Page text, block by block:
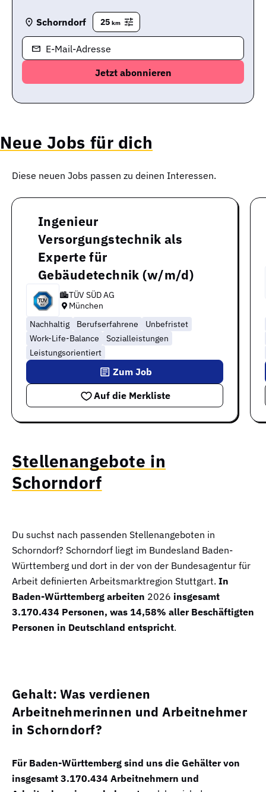
Schorndorf 25 km
E-Mail-Adresse
Neue Jobs für dich
Diese neuen Jobs passen zu deinen Interessen.
Ingenieur
Versorgungstechnik als
Experte für
Gebäudetechnik (w/m/d)
TÜV SÜD AG
München
Nachhaltig
Berufserfahrene
Unbefristet
Work-Life-Balance
Sozialleistungen
Leistungsorientiert
Auf die Merkliste
Zum Job
Stellenangebote in
Schorndorf
Du suchst nach passenden Stellenangeboten in
Schorndorf? Schorndorf liegt im Bundesland Baden-
Württemberg und dort in der von der Bundesagentur für
Arbeit definierten Arbeitsmarktregion Stuttgart. In
Baden-Württemberg arbeiten 2026 insgesamt
3.170.434 Personen, was 14,58% aller Beschäftigten
Personen in Deutschland entspricht.
Gehalt: Was verdienen
Arbeitnehmerinnen und Arbeitnehmer
in Schorndorf?
Für Baden-Württemberg sind uns die Gehälter von
insgesamt 3.170.434 Arbeitnehmern und